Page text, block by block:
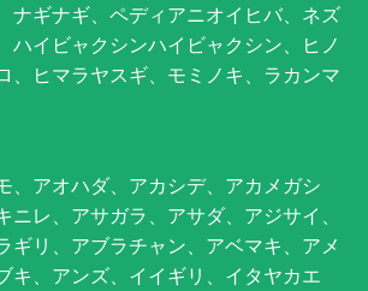
ナギナギ、ペディアニオイヒバ、ネズ
ハイビャクシンハイビャクシン、ヒノ
、ヒマラヤスギ、モミノキ、ラカンマ
、アオハダ、アカシデ、アカメガシ
ニレ、アサガラ、アサダ、アジサイ、
ギリ、アブラチャン、アベマキ、アメ
キ、アンズ、イイギリ、イタヤカエ